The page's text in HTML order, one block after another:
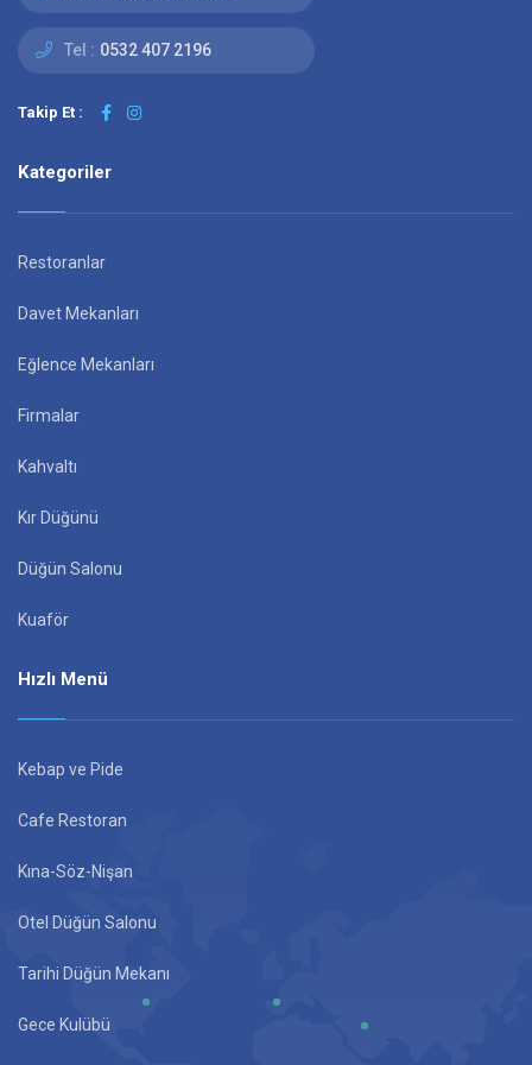
Tel : 0532 407 2196
Takip Et :
Kategoriler
Restoranlar
Davet Mekanları
Eğlence Mekanları
Firmalar
Kahvaltı
Kır Düğünü
Düğün Salonu
Kuaför
Hızlı Menü
Kebap ve Pide
Cafe Restoran
Kına-Söz-Nişan
Otel Düğün Salonu
Tarihi Düğün Mekanı
Gece Kulübü